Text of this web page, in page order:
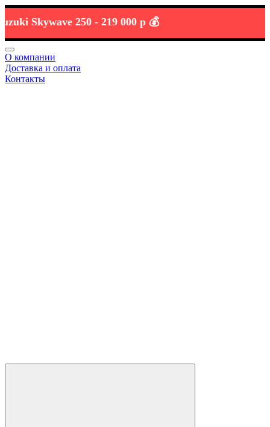
Skywave 250 - 219 000 р 💰
О компании
Доставка и оплата
Контакты